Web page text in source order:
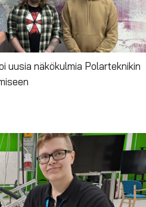
näkökulmia Polarteknikin